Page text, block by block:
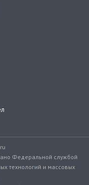
Федеральной службой
технологий и массовых